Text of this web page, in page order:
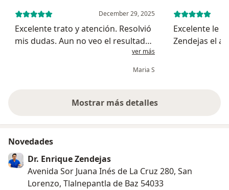
December 29, 2025
Excelente trato y atención. Resolvió
mis dudas. Aun no veo el resultado
final, pero me parece bien lo quever más
Maria S
Excelente le
Zendejas el
Mostrar más detalles
sobre la experiencia
Novedades
Dr. Enrique Zendejas
Avenida Sor Juana Inés de La Cruz 280, San
Lorenzo, Tlalnepantla de Baz 54033